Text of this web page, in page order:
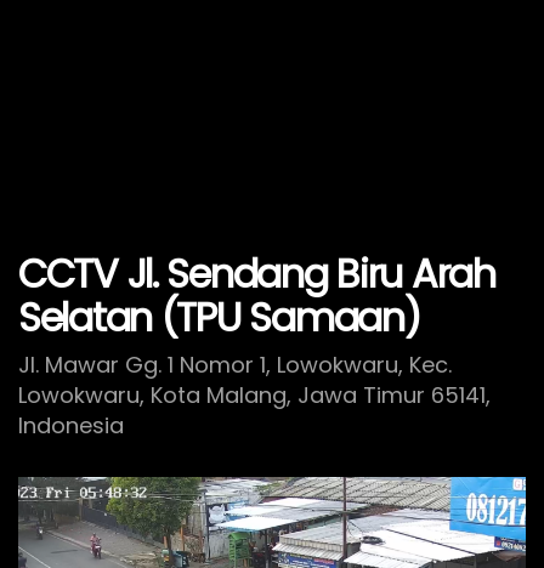
CCTV Jl. Sendang Biru Arah
Selatan (TPU Samaan)
Jl. Mawar Gg. 1 Nomor 1, Lowokwaru, Kec.
Lowokwaru, Kota Malang, Jawa Timur 65141,
Indonesia